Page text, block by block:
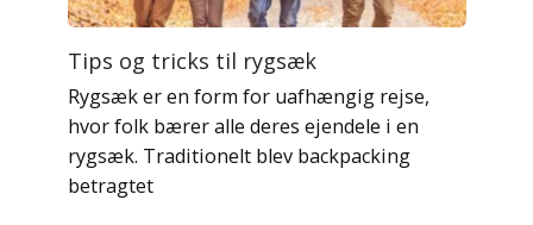
Tips og tricks til rygsæk
Rygsæk er en form for uafhængig rejse,
hvor folk bærer alle deres ejendele i en
rygsæk. Traditionelt blev backpacking
betragtet